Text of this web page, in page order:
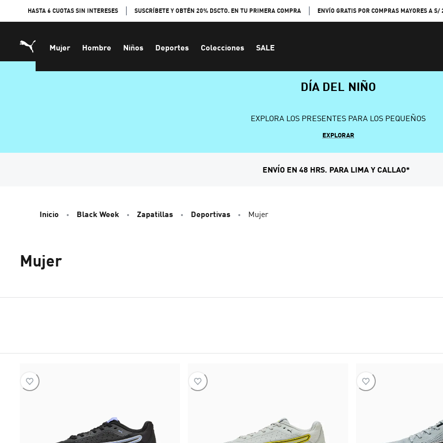
HASTA 6 CUOTAS SIN INTERESES SUSCRÍBETE Y OBTÉN 20% DSCTO. EN TU PRIMERA COMPRA ENVÍO GRATIS POR COMPRAS MAYORES A S/
Mujer Hombre Niños Deportes Colecciones SALE
DÍA DEL NIÑO
EXPLORA LOS PRESENTES PARA LOS PEQUEÑOS
EXPLORAR
ENVÍO EN 48 HRS. PARA LIMA Y CALLAO*
Inicio Black Week Zapatillas Deportivas Mujer
Mujer